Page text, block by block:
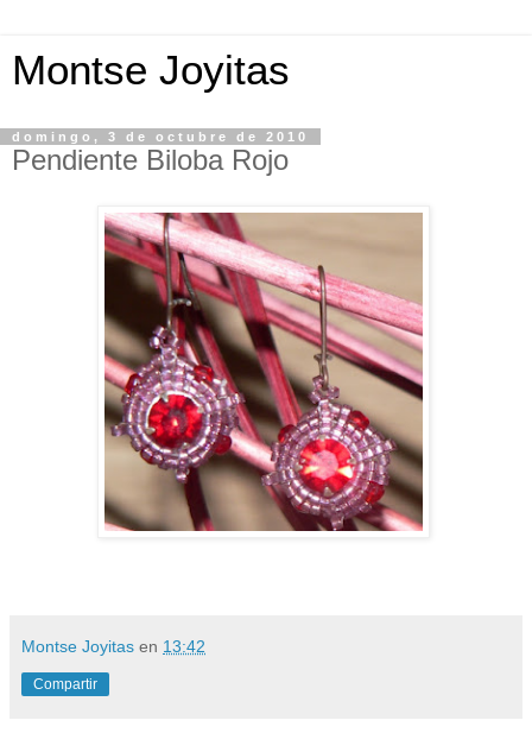
Montse Joyitas
domingo, 3 de octubre de 2010
Pendiente Biloba Rojo
Montse Joyitas en 13:42
Compartir